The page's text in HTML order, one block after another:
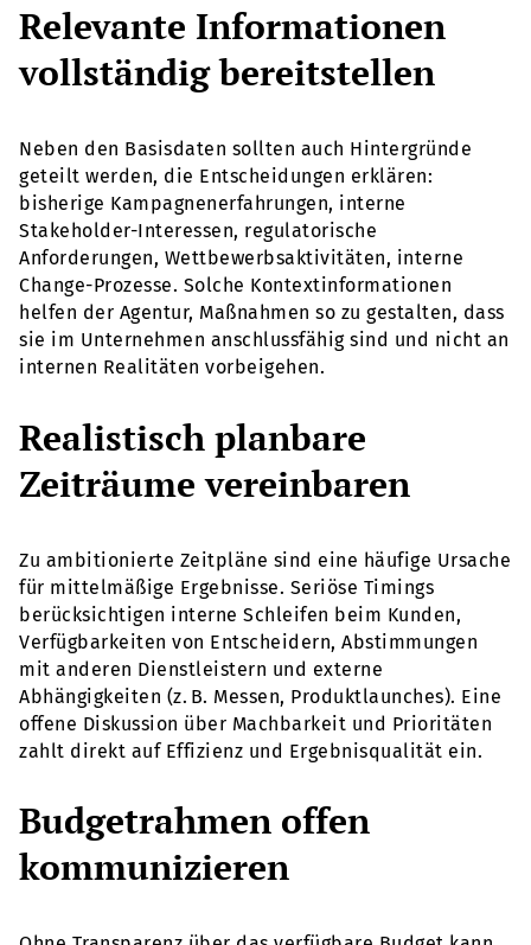
Relevante Informationen
vollständig bereitstellen
Neben den Basisdaten sollten auch Hintergründe
geteilt werden, die Entscheidungen erklären:
bisherige Kampagnenerfahrungen, interne
Stakeholder-Interessen, regulatorische
Anforderungen, Wettbewerbsaktivitäten, interne
Change-Prozesse. Solche Kontextinformationen
helfen der Agentur, Maßnahmen so zu gestalten, dass
sie im Unternehmen anschlussfähig sind und nicht an
internen Realitäten vorbeigehen.
Realistisch planbare
Zeiträume vereinbaren
Zu ambitionierte Zeitpläne sind eine häufige Ursache
für mittelmäßige Ergebnisse. Seriöse Timings
berücksichtigen interne Schleifen beim Kunden,
Verfügbarkeiten von Entscheidern, Abstimmungen
mit anderen Dienstleistern und externe
Abhängigkeiten (z. B. Messen, Produktlaunches). Eine
offene Diskussion über Machbarkeit und Prioritäten
zahlt direkt auf Effizienz und Ergebnisqualität ein.
Budgetrahmen offen
kommunizieren